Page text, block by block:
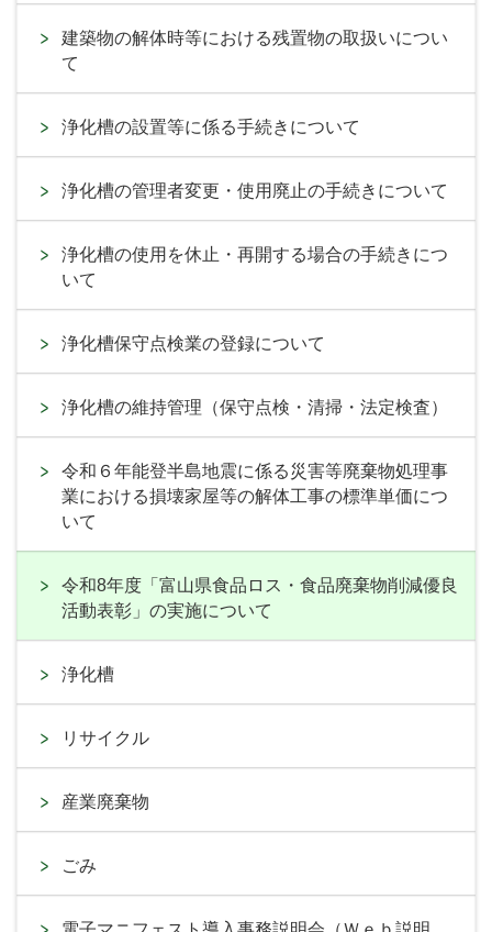
建築物の解体時等における残置物の取扱いについ
て
浄化槽の設置等に係る手続きについて
浄化槽の管理者変更・使用廃止の手続きについて
浄化槽の使用を休止・再開する場合の手続きにつ
いて
浄化槽保守点検業の登録について
浄化槽の維持管理（保守点検・清掃・法定検査）
令和６年能登半島地震に係る災害等廃棄物処理事
業における損壊家屋等の解体工事の標準単価につ
いて
令和8年度「富山県食品ロス・食品廃棄物削減優良
活動表彰」の実施について
浄化槽
リサイクル
産業廃棄物
ごみ